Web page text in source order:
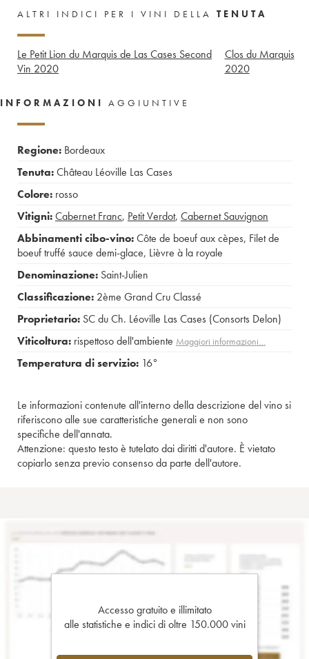
ALTRI INDICI PER I VINI DELLA TENUTA
Le Petit Lion du Marquis de Las Cases Second
Vin 2020
Clos du Marquis
2020
INFORMAZIONI AGGIUNTIVE
Regione: Bordeaux
Tenuta:Château Léoville Las Cases
Colore: rosso
Vitigni:Cabernet Franc, Petit Verdot, Cabernet Sauvignon
Abbinamenti cibo-vino:Côte de boeuf aux cèpes, Filet de
boeuf truffé sauce demi-glace, Lièvre à la royale
Denominazione: Saint-Julien
Classificazione: 2ème Grand Cru Classé
Proprietario: SC du Ch. Léoville Las Cases (Consorts Delon)
Viticoltura: rispettoso dell'ambiente Maggiori informazioni…
Temperatura di servizio: 16°
Le informazioni contenute all'interno della descrizione del vino si
riferiscono alle sue caratteristiche generali e non sono
specifiche dell'annata.
Attenzione: questo testo è tutelato dai diritti d'autore. È vietato
copiarlo senza previo consenso da parte dell'autore.
Accesso gratuito e illimitato
alle statistiche e indici di oltre 150.000 vini